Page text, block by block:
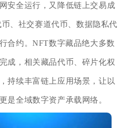
安全运行，又降低链上交易成
、社交赛道代币、数据隐私代
合约。NFT数字藏品绝大多数
成，相关藏品代币、碎片化权
持续丰富链上应用场景，让以
是全域数字资产承载网络。